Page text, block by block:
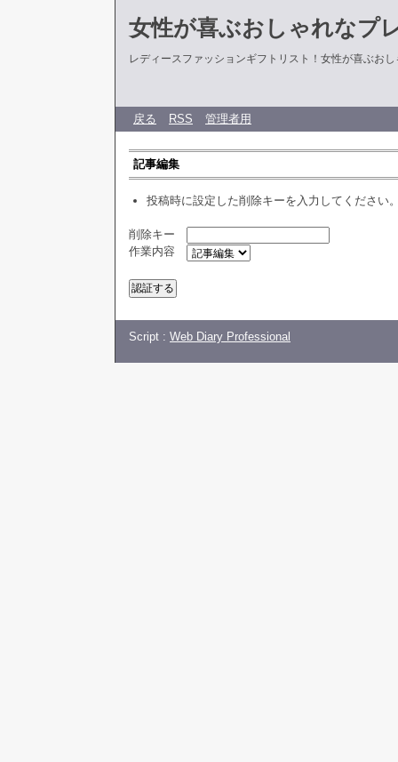
女性が喜ぶおしゃれなプ
レディースファッションギフトリスト！女性が喜ぶお
戻る RSS 管理者用
記事編集
投稿時に設定した削除キーを入力してください
削除キー
作業内容
Script : Web Diary Professional